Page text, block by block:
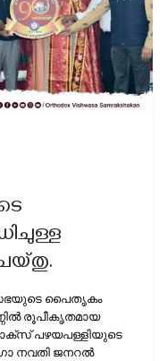
പൈതൃകം
രൂപീകൃതമായ
പഴയപള്ളിയുടെ
നവതി ജനറൽ